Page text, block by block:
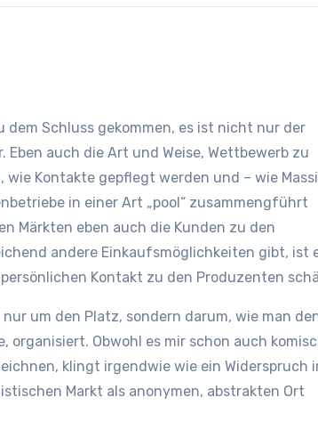
dem Schluss gekommen, es ist nicht nur der
auch die Art und Weise, Wettbewerb zu
Kontakte gepflegt werden und – wie
in einer Art „pool“ zusammengführt
Märkten eben auch die Kunden zu den
andere Einkaufsmöglichkeiten gibt, ist
Kontakt zu den Produzenten
um den Platz, sondern darum, wie man
organisiert. Obwohl es mir schon auch
klingt irgendwie wie ein Widerspruch
Markt als anonymen, abstrakten Ort